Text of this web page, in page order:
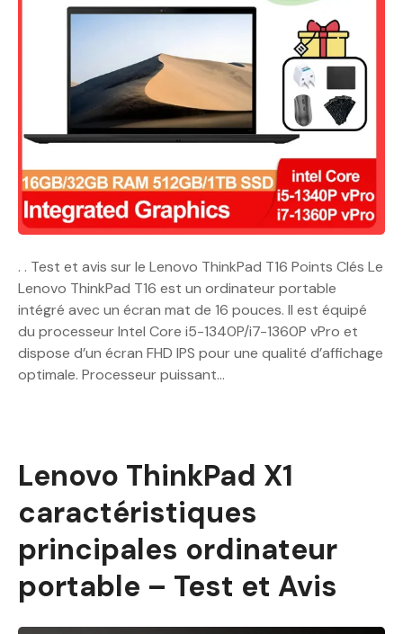
. . Test et avis sur le Lenovo ThinkPad T16 Points Clés Le
Lenovo ThinkPad T16 est un ordinateur portable
intégré avec un écran mat de 16 pouces. Il est équipé
du processeur Intel Core i5-1340P/i7-1360P vPro et
dispose d’un écran FHD IPS pour une qualité d’affichage
optimale. Processeur puissant…
Lenovo ThinkPad X1
caractéristiques
principales ordinateur
portable – Test et Avis